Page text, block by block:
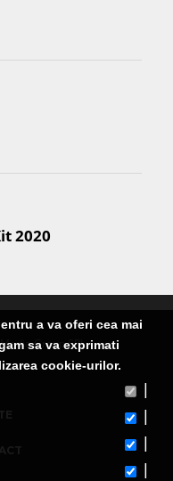
2020
Group SRL
a va oferi cea mai
sa va exprimati
cookie-urilor.